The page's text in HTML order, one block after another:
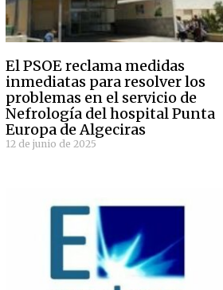
El PSOE reclama medidas
inmediatas para resolver los
problemas en el servicio de
Nefrología del hospital Punta
Europa de Algeciras
12 de junio de 2025